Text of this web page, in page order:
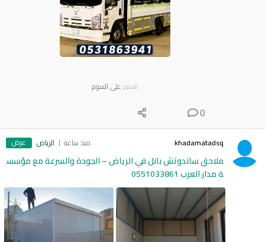
السعر على السوم
0
khadamatadsq منذ ساعة الرياض عرض
ملاحق ساندوتش بانل في الرياض – الجودة والسرعة مع مؤسس
ة مدار العرب 0551033861